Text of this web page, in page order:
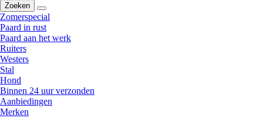
Zoeken
Zomerspecial
Paard in rust
Paard aan het werk
Ruiters
Westers
Stal
Hond
Binnen 24 uur verzonden
Aanbiedingen
Merken